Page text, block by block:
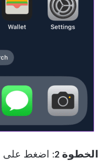
الخطوة 2 : اضغط على